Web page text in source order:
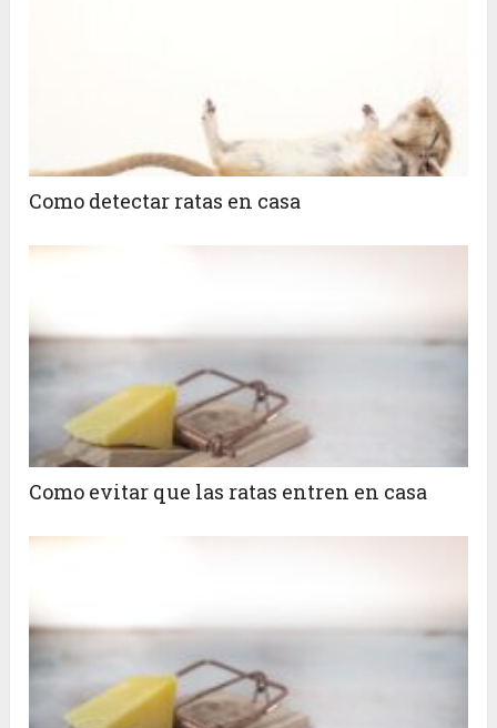
Como detectar ratas en casa
Como evitar que las ratas entren en casa